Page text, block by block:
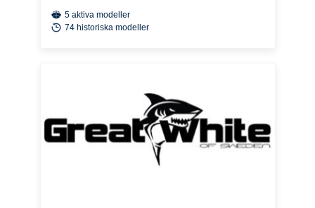
5 aktiva modeller
74 historiska modeller